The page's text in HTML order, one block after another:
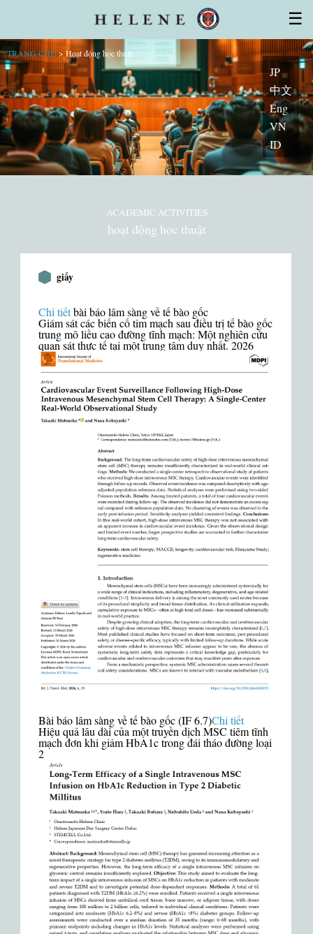
Đặc điểm của tế bào gốc
Bác sĩ・Chuyên gia
Bệnh viện loạt trang của nhóm
(Hỏi/Đáp)Trị liệu lần đầuHỗ trợ Topics
Contact
☰
JP
中文
Eng
VN
ID
TRANG CHỦ>Hoạt động học thuật
ACADEMIC ACTIVITIES
hoạt động học thuật
giấy
Chi tiếtbài báo lâm sàng về tế bào gốc
Giám sát các biến cố tim mạch sau điều trị tế bào gốc
trung mô liều cao đường tĩnh mạch: Một nghiên cứu
quan sát thực tế tại một trung tâm duy nhất. 2026
Bài báo lâm sàng về tế bào gốc (IF 6.7)Chi tiết
Hiệu quả lâu dài của một truyền dịch MSC tiêm tĩnh
mạch đơn khi giảm HbA1c trong đái tháo đường loại
2